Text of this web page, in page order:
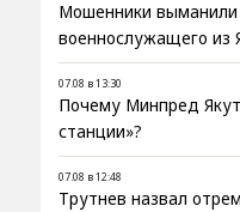
Мошенники выманили
военнослужащего из
07.08 в 13:30
Почему Минпред
станции»?
07.08 в 12:48
Трутнев назвал